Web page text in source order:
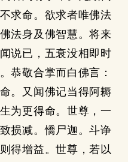
求命。欲求者唯佛法
法身及佛智慧。将来
说已，五衰没相即时
恭敬合掌而白佛言：
。又闻佛记当得阿耨
为更得命。世尊，一
损减。憍尸迦。斗诤
得增益。世尊，若以